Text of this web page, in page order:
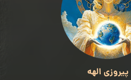
پیروزی الهه